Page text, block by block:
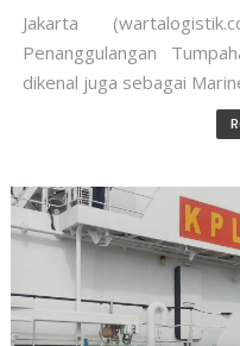
Jakarta
Penanggulangan
dikenal juga sebagai